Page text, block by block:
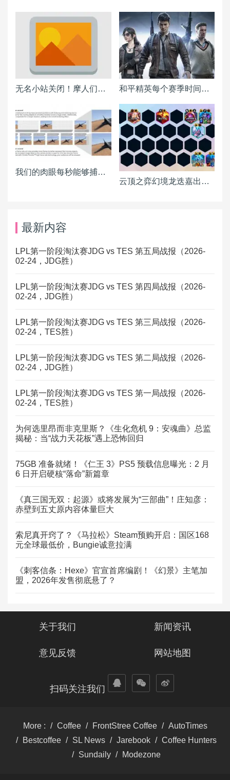
无名小站关闭！摩人们该搬到何处？各BLOG平台详细分析报告 和平精英每个赛季时间表一览
我们的肉眼每秒能够捕捉多少画面？
云顶之弈幻境龙迭嘉出装 迭嘉主C阵容搭配推荐
最新内容
LPL第一阶段淘汰赛JDG vs TES 第五局战报（2026-
02-24，JDG胜）
LPL第一阶段淘汰赛JDG vs TES 第四局战报（2026-
02-24，JDG胜）
LPL第一阶段淘汰赛JDG vs TES 第三局战报（2026-
02-24，TES胜）
LPL第一阶段淘汰赛JDG vs TES 第二局战报（2026-
02-24，JDG胜）
LPL第一阶段淘汰赛JDG vs TES 第一局战报（2026-
02-24，TES胜）
为何选里昂而非克里斯？《生化危机 9：安魂曲》总监
揭秘：当“战力天花板”遇上恐怖回归
75GB 准备就绪！《仁王 3》PS5 预载信息曝光：2 月
6 日开启硬核“落命”新篇章
《真三国无双：起源》或将发展为“三部曲”！庄知彦：
赤壁到五丈原内容体量巨大
索尼真开窍了？《马拉松》Steam预购开启：国区168
元全球最低价，Bungie诚意拉满
《刺客信条：Hexe》官宣首席编剧！《幻景》主笔加
盟，2026年发售彻底悬了？
关于我们 新闻资讯
意见反馈 网站地图
扫码关注我们
More : Coffee FrontStree Coffee
AutoTimes
Bestcoffee
SL News Jarebook
Coffee Hunters
Sundaily
Modezone